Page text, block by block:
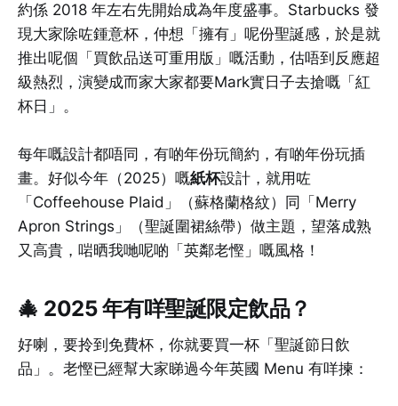
約係 2018 年左右先開始成為年度盛事。Starbucks 發
現大家除咗鍾意杯，仲想「擁有」呢份聖誕感，於是就
推出呢個「買飲品送可重用版」嘅活動，估唔到反應超
級熱烈，演變成而家大家都要Mark實日子去搶嘅「紅
杯日」。
每年嘅設計都唔同，有啲年份玩簡約，有啲年份玩插
畫。好似今年（2025）嘅紙杯設計，就用咗
「Coffeehouse Plaid」（蘇格蘭格紋）同「Merry
Apron Strings」（聖誕圍裙絲帶）做主題，望落成熟
又高貴，啱晒我哋呢啲「英鄰老慳」嘅風格！
🎄 2025 年有咩聖誕限定飲品？
好喇，要拎到免費杯，你就要買一杯「聖誕節日飲
品」。老慳已經幫大家睇過今年英國 Menu 有咩揀：